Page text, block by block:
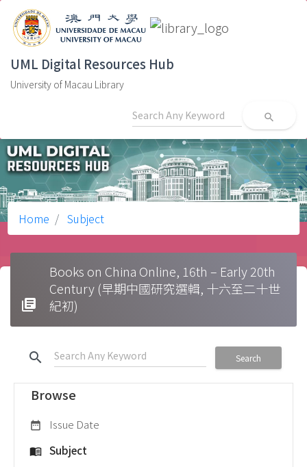
UML Digital Resources Hub
University of Macau Library
search
Home Subject
library_books
Books on China Online, 16th – Early 20th
Century (早期中國研究選輯, 十六至二十世
紀初)
search Search
Browse
date_range Issue Date
menu_book Subject